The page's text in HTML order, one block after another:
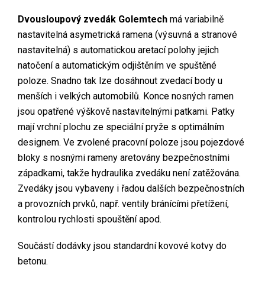
Dvousloupový zvedák Golemtech má variabilně
nastavitelná asymetrická ramena (výsuvná a stranové
nastavitelná) s automatickou aretací polohy jejich
natočení a automatickým odjištěním ve spuštěné
poloze. Snadno tak lze dosáhnout zvedací body u
menších i velkých automobilů. Konce nosných ramen
jsou opatřené výškově nastavitelnými patkami. Patky
mají vrchní plochu ze speciální pryže s optimálním
designem. Ve zvolené pracovní poloze jsou pojezdové
bloky s nosnými rameny aretovány bezpečnostními
západkami, takže hydraulika zvedáku není zatěžována.
Zvedáky jsou vybaveny i řadou dalších bezpečnostních
a provozních prvků, např. ventily bránícími přetížení,
kontrolou rychlosti spouštění apod.
Součástí dodávky jsou standardní kovové kotvy do
betonu.